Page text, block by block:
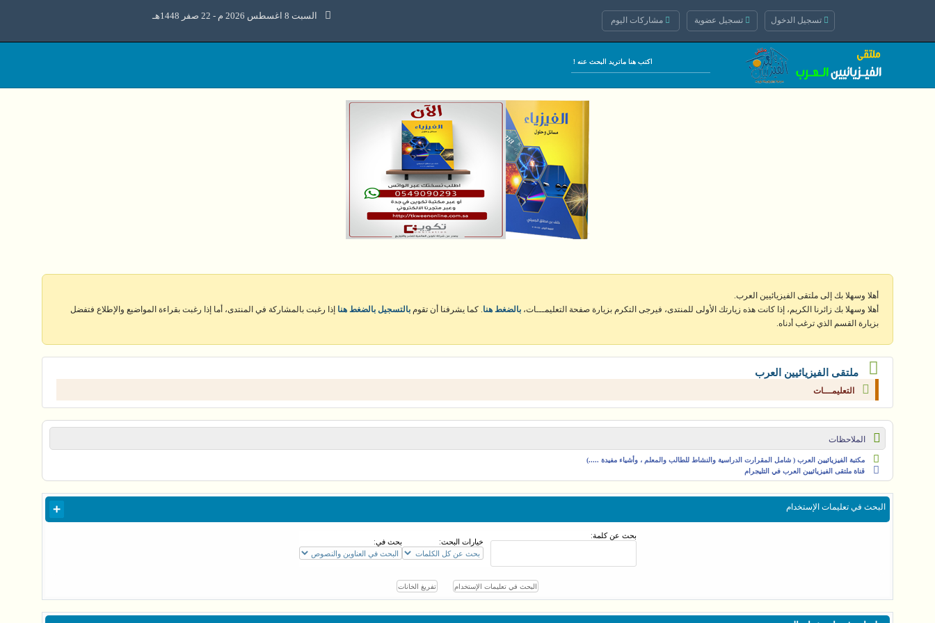
تسجيل الدخول تسجيل عضوية مشاركات اليوم السبت 8 اغسطس 2026 م - 22 صفر 1448هـ
أهلا وسهلا بك إلى ملتقى الفيزيائيين العرب.
أهلا وسهلا بك زائرنا الكريم، إذا كانت هذه زيارتك الأولى للمنتدى، فيرجى التكرم بزيارة صفحة التعليمـــات، بالضغط هنا . كما يشرفنا أن تقوم بالتسجيل بالضغط هنا إذا رغبت بالمشاركة في المنتدى، أما إذا رغبت بقراءة المواضيع والإطلاع فتفضل
بزيارة القسم الذي ترغب أدناه.
ملتقى الفيزيائيين العرب
التعليمـــات
الملاحظات
مكتبة الفيزيائيين العرب ( شامل المقرارت الدراسية والنشاط للطالب والمعلم ، وأشياء مفيدة .....)
قناة ملتقى الفيزيائيين العرب في التليجرام
البحث في تعليمات الإستخدام
بحث عن كلمة:
خيارات البحث: بحث في: